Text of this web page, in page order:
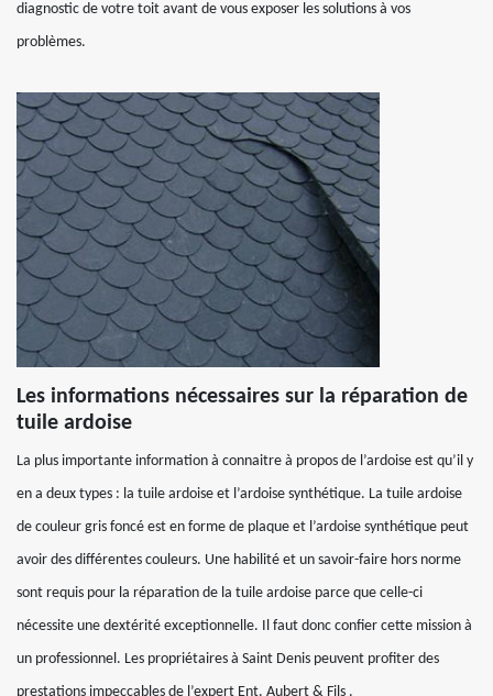
diagnostic de votre toit avant de vous exposer les solutions à vos
problèmes.
Les informations nécessaires sur la réparation de
tuile ardoise
La plus importante information à connaitre à propos de l’ardoise est qu’il y
en a deux types : la tuile ardoise et l’ardoise synthétique. La tuile ardoise
de couleur gris foncé est en forme de plaque et l’ardoise synthétique peut
avoir des différentes couleurs. Une habilité et un savoir-faire hors norme
sont requis pour la réparation de la tuile ardoise parce que celle-ci
nécessite une dextérité exceptionnelle. Il faut donc confier cette mission à
un professionnel. Les propriétaires à Saint Denis peuvent profiter des
prestations impeccables de l’expert Ent. Aubert & Fils .